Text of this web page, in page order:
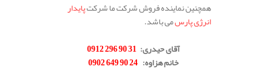
همچنین نماینده فروش شرکت ما شرکتپایدار
انرژی پارسمی باشد.
آقای حیدری:
31 90 296 0912
خانم هزاوه:
24 90 649 0902